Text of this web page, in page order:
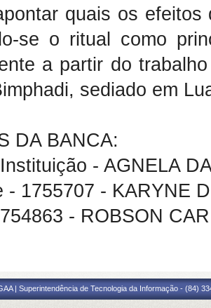
quais os
se o ritual como
a partir do
sediado em
DA BANCA:
- AGNELA
- 1755707 - KARYNE
- ROBSON
| Superintendência de Tecnologia da Informação - (84)